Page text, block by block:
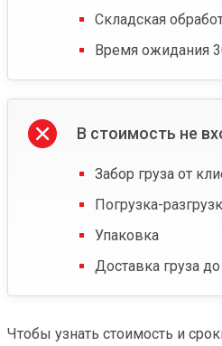
Складская
Время ожидания
В стоимость не
Забор груза от
Погрузка-
Упаковка
Доставка груза до
Чтобы узнать стоимость и